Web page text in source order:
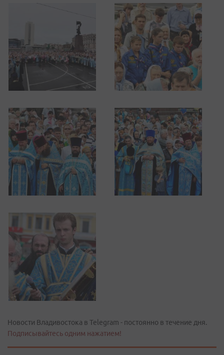
Новости Владивостока в Telegram - постоянно в течение дня.
Подписывайтесь одним нажатием!